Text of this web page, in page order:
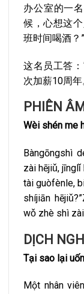
办公室的一
候，心想这
班时间喝酒？”
这名员工答
次加薪10周年
PHIÊN ÂM
Wèi shén me
Bàngōngshì
zài hējiǔ,
tài guòfènle,
shíjiān
wǒ zhè shì
DỊCH
Tại sao lại
Một nhân